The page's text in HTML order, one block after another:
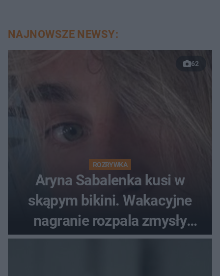
NAJNOWSZE NEWSY:
62
ROZRYWKA
Aryna Sabalenka kusi w
skąpym bikini. Wakacyjne
nagranie rozpala zmysły
fanów